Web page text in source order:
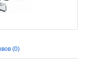
(0)